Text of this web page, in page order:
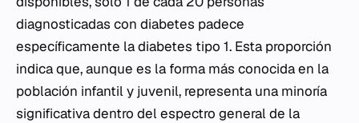
diagnosticadas con diabetes padece
específicamente la diabetes tipo 1. Esta proporción
indica que, aunque es la forma más conocida en la
población infantil y juvenil, representa una minoría
significativa dentro del espectro general de la